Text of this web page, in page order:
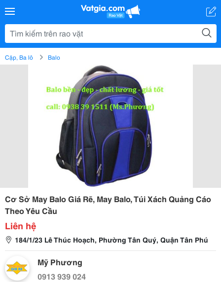
Cặp, Ba lô Balo
Cơ Sở May Balo Giá Rẽ, May Balo, Túi Xách Quảng Cáo
Theo Yêu Cầu
Liên hệ
184/1/23 Lê Thúc Hoạch, Phường Tân Quý, Quận Tân Phú
Mỹ Phương
0913 939 024